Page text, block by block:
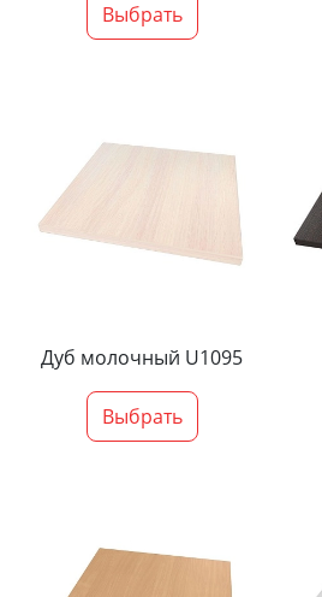
Выбрать
Дуб молочный U1095
Выбрать